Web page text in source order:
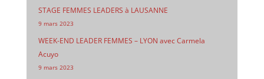
STAGE FEMMES LEADERS à LAUSANNE
9 mars 2023
WEEK-END LEADER FEMMES – LYON avec Carmela
Acuyo
9 mars 2023